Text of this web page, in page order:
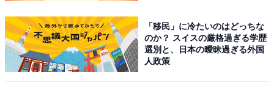
「移民」に冷たいのはどっちな
のか？ スイスの厳格過ぎる学歴
選別と、日本の曖昧過ぎる外国
人政策